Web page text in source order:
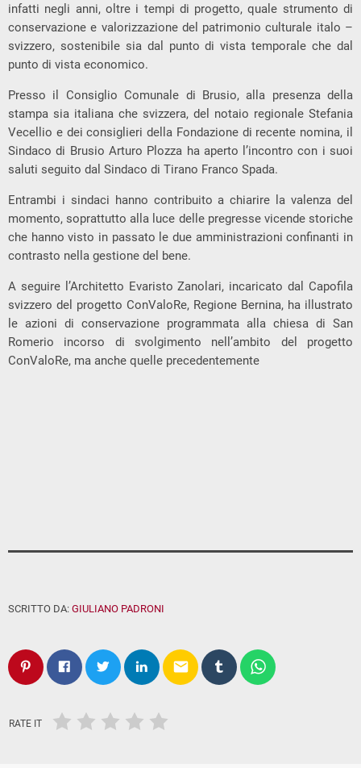
infatti negli anni, oltre i tempi di progetto, quale strumento di
conservazione e valorizzazione del patrimonio culturale italo –
svizzero, sostenibile sia dal punto di vista temporale che dal
punto di vista economico.
Presso il Consiglio Comunale di Brusio, alla presenza della
stampa sia italiana che svizzera, del notaio regionale Stefania
Vecellio e dei consiglieri della Fondazione di recente nomina, il
Sindaco di Brusio Arturo Plozza ha aperto l’incontro con i suoi
saluti seguito dal Sindaco di Tirano Franco Spada.
Entrambi i sindaci hanno contribuito a chiarire la valenza del
momento, soprattutto alla luce delle pregresse vicende storiche
che hanno visto in passato le due amministrazioni confinanti in
contrasto nella gestione del bene.
A seguire l’Architetto Evaristo Zanolari, incaricato dal Capofila
svizzero del progetto ConValoRe, Regione Bernina, ha illustrato
le azioni di conservazione programmata alla chiesa di San
Romerio incorso di svolgimento nell’ambito del progetto
ConValoRe, ma anche quelle precedentemente
SCRITTO DA: GIULIANO PADRONI
email
RATE IT